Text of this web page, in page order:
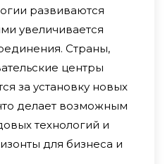
развиваются
увеличивается
Страны,
центры
за установку новых
делает возможным
технологий и
для бизнеса и